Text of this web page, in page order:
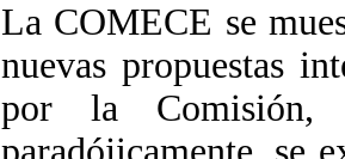
La COMECE se
nuevas propuestas
por la Comisión,